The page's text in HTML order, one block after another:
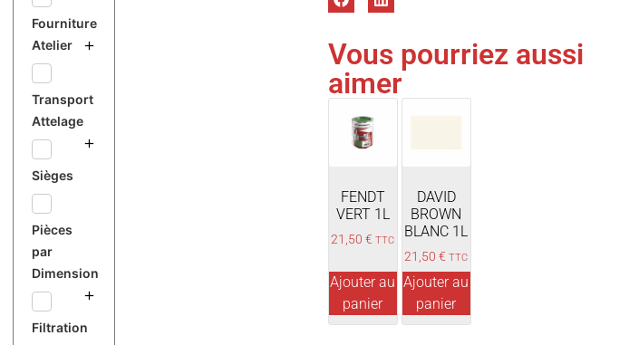
Fourniture
Atelier
Transport
Attelage
Sièges
Pièces
par
Dimension
Filtration
Vous pourriez aussi
aimer
FENDT
VERT 1L
21,50€ TTC
Ajouter au
panier
DAVID
BROWN
BLANC 1L
21,50€ TTC
Ajouter au
panier